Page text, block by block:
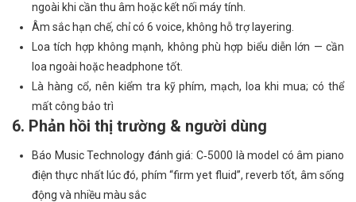
ngoài khi cần thu âm hoặc kết nối máy tính.
Âm sắc hạn chế, chỉ có 6 voice, không hỗ trợ layering.
Loa tích hợp không mạnh, không phù hợp biểu diễn lớn — cần
loa ngoài hoặc headphone tốt.
Là hàng cổ, nên kiểm tra kỹ phím, mạch, loa khi mua; có thể
mất công bảo trì
6. Phản hồi thị trường & người dùng
Báo Music Technology đánh giá: C‑5000 là model có âm piano
điện thực nhất lúc đó, phím “firm yet fluid”, reverb tốt, âm sống
động và nhiều màu sắc